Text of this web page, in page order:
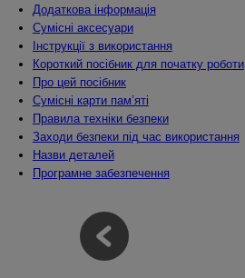
Додаткова інформація
Сумісні аксесуари
Інструкції з використання
Короткий посібник для початку роботи
Про цей посібник
Сумісні карти пам’яті
Правила техніки безпеки
Заходи безпеки під час використання
Назви деталей
Програмне забезпечення